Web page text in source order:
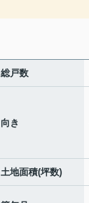
総戸数
向き
土地面積(坪数)